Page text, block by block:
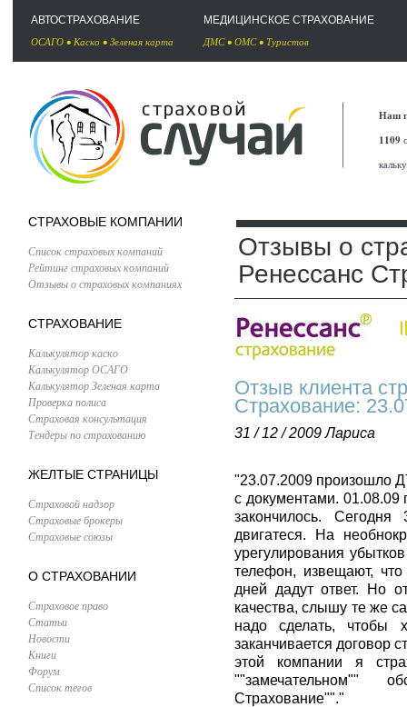
АВТОСТРАХОВАНИЕ
ОСАГО • Каско • Зеленая карта
МЕДИЦИНСКОЕ СТРАХОВАНИЕ
ДМС• ОМС• Туристов
Наш
1109
СТРАХОВЫЕ КОМПАНИИ
Список страховых компаний
Рейтинг страховых компаний
Отзывы о страховых компаниях
СТРАХОВАНИЕ
Калькулятор каско
Калькулятор ОСАГО
Калькулятор Зеленая карта
Проверка полиса
Страховая консультация
Тендеры по страхованию
ЖЕЛТЫЕ СТРАНИЦЫ
Страховой надзор
Страховые брокеры
Страховые союзы
О СТРАХОВАНИИ
Страховое право
Статьи
Новости
Книги
Форум
Список тегов
Отзывы о
Ренессанс
Отзыв клиента
Страхование:
31 / 12 / 2009Лариса
"23.07.2009 произошло
с документами.
закончилось.
двигатеся. На
урегулирования
телефон, извещают,
дней дадут ответ. Но
качества, слышу те же
надо сделать, чтобы
заканчивается договор
этой компании я
""замечательном""
Страхование""."